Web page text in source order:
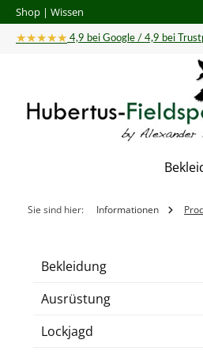
Hauptinhalt springen
Zur Suche springen
Zur Hauptnavigation springen
Shop | Wissen
★★★★★ 4,9 bei Google / 4,9 bei
Sie sind hier: Informationen
Bekleidung
Ausrüstung
Lockjagd